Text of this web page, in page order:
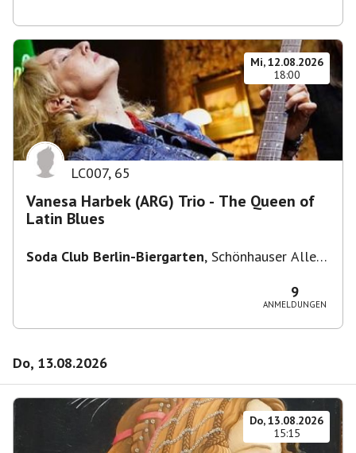
Mi, 12.08.2026
18:00
LC007, 65
Vanesa Harbek (ARG) Trio - The Queen of
Latin Blues
Soda Club Berlin-Biergarten, Schönhauser Allee
9
ANMELDUNGEN
Do, 13.08.2026
Do, 13.08.2026
15:15